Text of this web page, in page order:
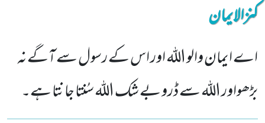
کنزالایمان
اے ایمان والو اللہ اور اس کے رسول سے آگے نہ
بڑھواور اللہ سے ڈرو بے شک اللہ سُنتا جانتا ہے۔